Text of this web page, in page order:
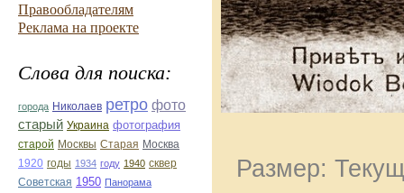
Правообладателям
Реклама на проекте
Слова для поиска:
города Николаев ретро фото
старый Украина фотография
старой Москвы Старая Москва
1920 годы 1934 году 1940 сквер
Советская 1950 Панорама
Размер: